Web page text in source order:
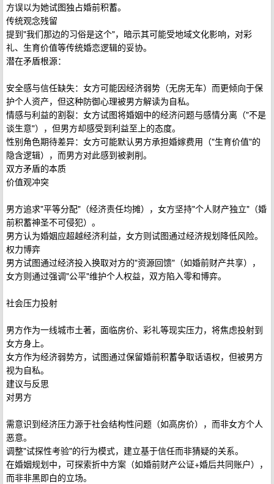
方误以为她试图独占婚前积蓄。
传统观念残留
提到"我们那边的习俗是这个"，暗示其可能受地域文化影响，对彩
礼、生育价值等传统婚恋逻辑的妥协。
潜在矛盾根源：
安全感与信任缺失：女方可能因经济弱势（无房无车）而更倾向于保
护个人资产，但这种防御心理被男方解读为自私。
情感与利益的割裂：女方试图将婚姻中的经济问题与感情分离（"不是
谈生意"），但男方却感受到利益至上的态度。
性别角色期待差异：女方可能默认男方承担婚嫁费用（"生育价值"的
隐含逻辑），而男方对此感到被剥削。
双方矛盾的本质
价值观冲突
男方追求"平等分配"（经济责任均摊），女方坚持"个人财产独立"（婚
前积蓄神圣不可侵犯）。
男方认为婚姻应超越经济利益，女方则试图通过经济规划降低风险。
权力博弈
男方试图通过经济投入换取对方的"资源回馈"（如婚前财产共享），
女方则通过强调"公平"维护个人权益，双方陷入零和博弈。
社会压力投射
男方作为一线城市土著，面临房价、彩礼等现实压力，将焦虑投射到
女方身上。
女方作为经济弱势方，试图通过保留婚前积蓄争取话语权，但被男方
视为自私。
建议与反思
对男方
需意识到经济压力源于社会结构性问题（如高房价），而非女方个人
恶意。
调整"试探性考验"的行为模式，建立基于信任而非猜疑的关系。
在婚姻规划中，可探索折中方案（如婚前财产公证+婚后共同账户），
而非非黑即白的立场。